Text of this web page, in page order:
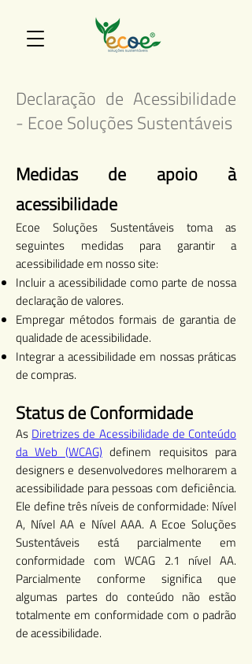
Declaração de Acessibilidade
- Ecoe Soluções Sustentáveis
Medidas de apoio à
acessibilidade
Ecoe Soluções Sustentáveis toma as
seguintes medidas para garantir a
acessibilidade em nosso site:
Incluir a acessibilidade como parte de nossa
declaração de valores.
Empregar métodos formais de garantia de
qualidade de acessibilidade.
Integrar a acessibilidade em nossas práticas
de compras.
Status de Conformidade
As Diretrizes de Acessibilidade de Conteúdo
da Web (WCAG) definem requisitos para
designers e desenvolvedores melhorarem a
acessibilidade para pessoas com deficiência.
Ele define três níveis de conformidade: Nível
A, Nível AA e Nível AAA. A Ecoe Soluções
Sustentáveis está parcialmente em
conformidade com WCAG 2.1 nível AA.
Parcialmente conforme significa que
algumas partes do conteúdo não estão
totalmente em conformidade com o padrão
de acessibilidade.